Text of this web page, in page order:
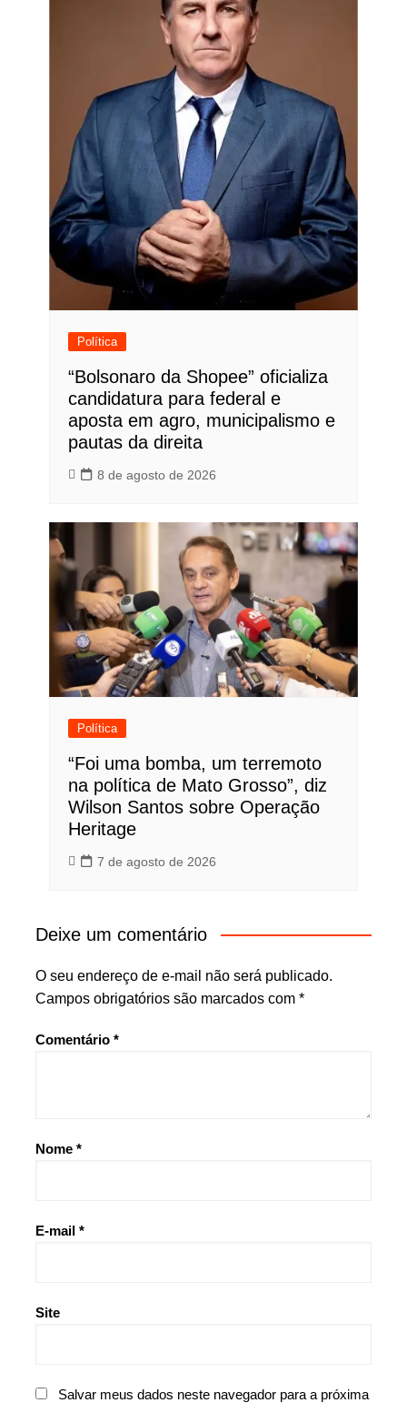
Política
“Bolsonaro da Shopee” oficializa
candidatura para federal e
aposta em agro, municipalismo e
pautas da direita
8 de agosto de 2026
Política
“Foi uma bomba, um terremoto
na política de Mato Grosso”, diz
Wilson Santos sobre Operação
Heritage
7 de agosto de 2026
Deixe um comentário
O seu endereço de e-mail não será publicado.
Campos obrigatórios são marcados com *
Comentário *
Nome *
E-mail *
Site
Salvar meus dados neste navegador para a próxima